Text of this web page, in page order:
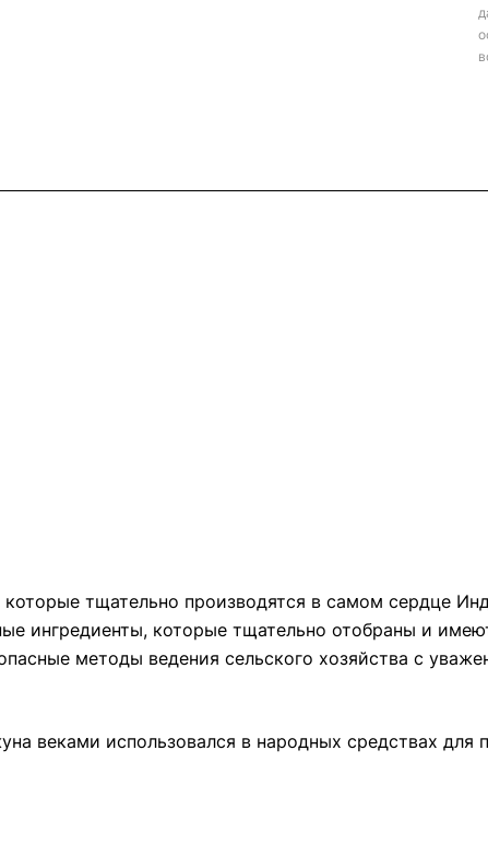
тщательно производятся в самом сердце
ингредиенты, которые тщательно отобраны и
методы ведения сельского хозяйства с
веками использовался в народных средствах для